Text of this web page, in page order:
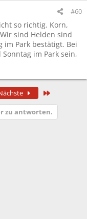
#60
so richtig. Korn,
sind Helden sind
im Park bestätigt. Bei
im Park sein,
zu antworten.